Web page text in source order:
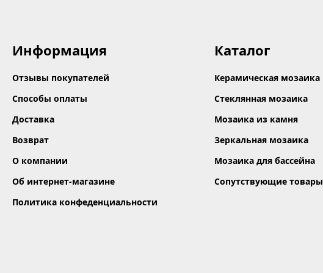
Информация
Отзывы покупателей
Способы оплаты
Доставка
Возврат
О компании
Об интернет-магазине
Политика конфеденциальности
Каталог
Керамическая мозаика
Стеклянная мозаика
Мозаика из камня
Зеркальная мозаика
Мозаика для бассейна
Сопутствующие товары